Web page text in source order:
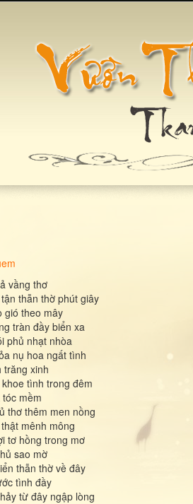
vầng thơ
thẫn thờ phút giây
gió theo mây
tràn đầy biển xa
phủ nhạt nhòa
nụ hoa ngất tình
trăng xinh
tình trong đêm
mềm
thơ thêm men nồng
mênh mông
tơ hồng trong mơ
sao mờ
thẫn thờ về đây
tình đầy
từ đây ngập lòng